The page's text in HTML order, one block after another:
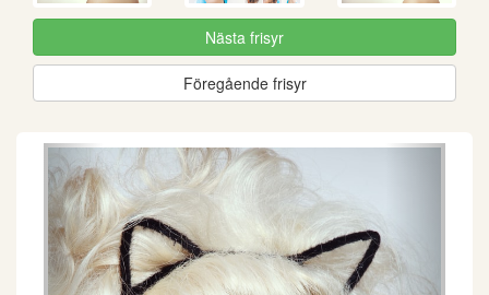
Nästa frisyr
Föregående frisyr
Föregående